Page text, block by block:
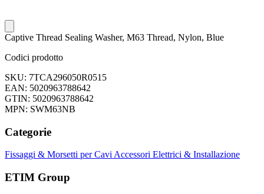
Captive Thread Sealing Washer, M63 Thread, Nylon, Blue
Codici prodotto
SKU: 7TCA296050R0515
EAN: 5020963788642
GTIN: 5020963788642
MPN: SWM63NB
Categorie
Fissaggi & Morsetti per Cavi Accessori Elettrici & Installazione
ETIM Group